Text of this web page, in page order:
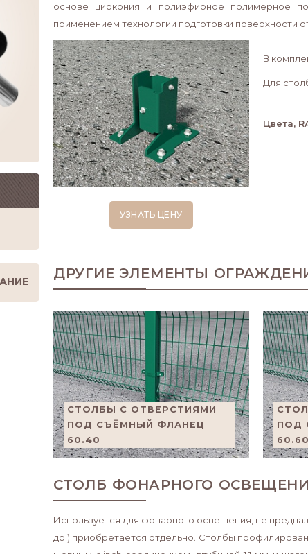
основе циркония и полиэфирное полимерное
применением технологии подготовки поверхности
УЗНАТЬ ЦЕНУ
В
Для
Цвета,
ДРУГИЕ ЭЛЕМЕНТЫ
СТОЛБЫ С ОТВЕРСТИЯМИ
ПОД СЪЁМНЫЙ ФЛАНЕЦ
60.40
ПОД
60.60
СТОЛБ ФОНАРНОГО
Используется для фонарного освещения, не
др.) приобретается отдельно. Столбы